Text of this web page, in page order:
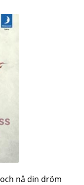
nå din dröm